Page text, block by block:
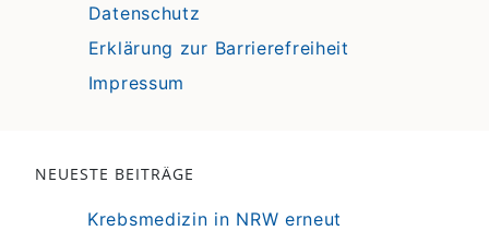
Datenschutz
Erklärung zur Barrierefreiheit
Impressum
NEUESTE BEITRÄGE
Krebsmedizin in NRW erneut